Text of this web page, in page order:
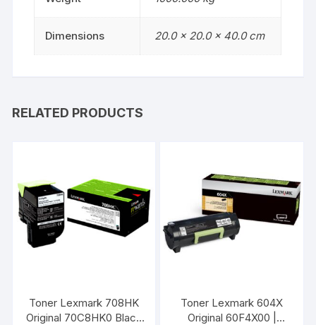
Dimensions 20.0 × 20.0 × 40.0 cm
RELATED PRODUCTS
Toner Lexmark 708HK
Original 70C8HK0 Black
Toner Lexmark 604X
Original 60F4X00 |